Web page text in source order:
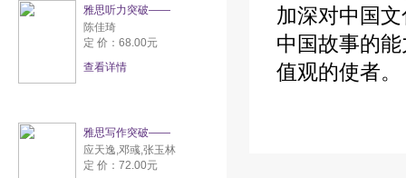
雅思听力突破——
陈佳琦
定 价：68.00元
查看详情
雅思写作突破——
应天逸,邓彧,张玉林
定 价：72.00元
加深对中国
中国故事的
值观的使者。